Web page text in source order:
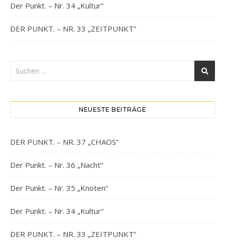
Der Punkt. – Nr. 34 „Kultur“
DER PUNKT. – NR. 33 „ZEITPUNKT“
NEUESTE BEITRÄGE
DER PUNKT. – NR. 37 „CHAOS”
Der Punkt. – Nr. 36 „Nacht“
Der Punkt. – Nr. 35 „Knoten“
Der Punkt. – Nr. 34 „Kultur“
DER PUNKT. – NR. 33 „ZEITPUNKT“